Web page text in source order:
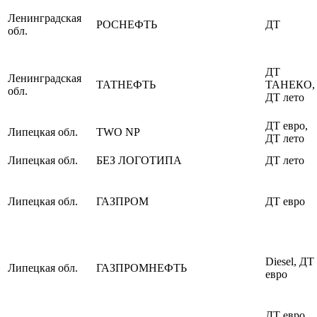
Ленинградская
обл.
РОСНЕФТЬ ДТ
Ленинградская
обл.
ТАТНЕФТЬ
ДТ
ТАНЕКО,
ДТ лето
Липецкая обл. TWO NP
ДТ евро,
ДТ лето
Липецкая обл.
БЕЗ ЛОГОТИПА ДТ лето
Липецкая обл. ГАЗПРОМ ДТ евро
Липецкая обл. ГАЗПРОМНЕФТЬ
Diesel, ДТ
евро